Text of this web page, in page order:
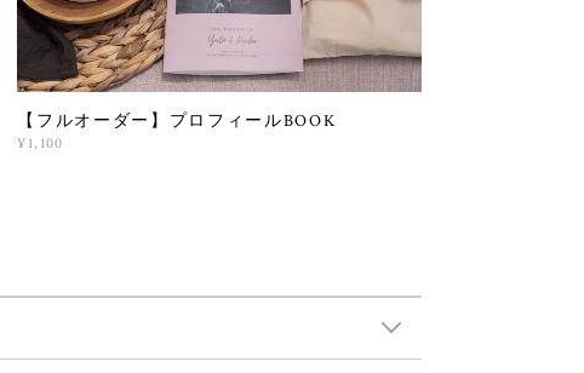
【フルオーダー】プロフィールBOOK
¥1,100